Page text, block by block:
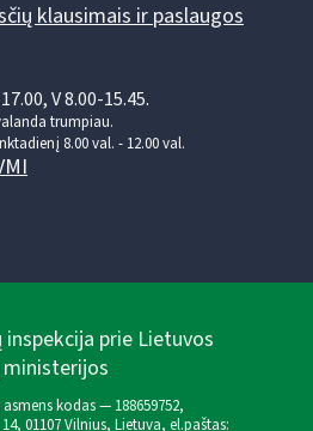
klausimais ir paslaugos
V 8.00-15.45.
trumpiau.
8.00 val. - 12.00 val.
prie Lietuvos
ministerijos
kodas — 188659752,
01107 Vilnius, Lietuva, el.paštas: